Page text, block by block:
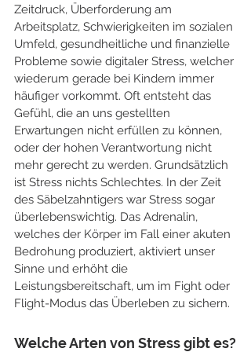
Zeitdruck, Überforderung am
Arbeitsplatz, Schwierigkeiten im sozialen
Umfeld, gesundheitliche und finanzielle
Probleme sowie digitaler Stress, welcher
wiederum gerade bei Kindern immer
häufiger vorkommt. Oft entsteht das
Gefühl, die an uns gestellten
Erwartungen nicht erfüllen zu können,
oder der hohen Verantwortung nicht
mehr gerecht zu werden. Grundsätzlich
ist Stress nichts Schlechtes. In der Zeit
des Säbelzahntigers war Stress sogar
überlebenswichtig. Das Adrenalin,
welches der Körper im Fall einer akuten
Bedrohung produziert, aktiviert unser
Sinne und erhöht die
Leistungsbereitschaft, um im Fight oder
Flight-Modus das Überleben zu sichern.
Welche Arten von Stress gibt es?